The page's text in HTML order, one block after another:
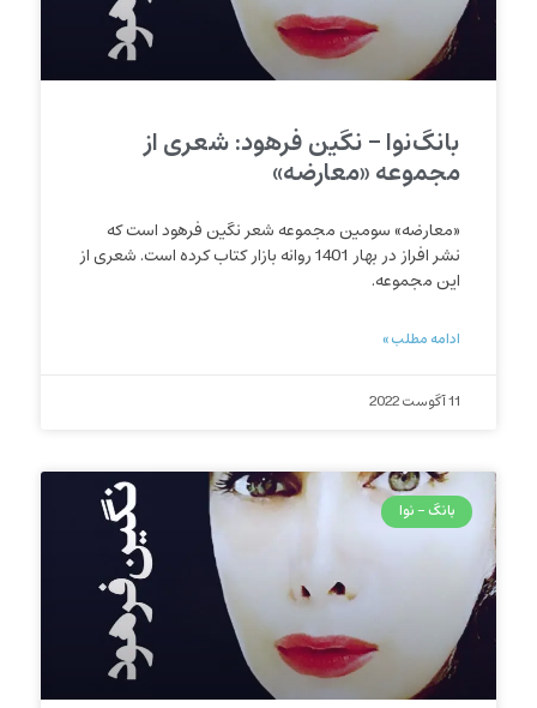
بانگ‌نوا – نگین فرهود: شعری از
مجموعه «معارضه»
«معارضه» سومین مجموعه شعر نگین فرهود است که
نشر افراز در بهار 1401 روانه بازار کتاب کرده است. شعری از
این مجموعه.
ادامه مطلب »
11 آگوست 2022
بانگ - نوا